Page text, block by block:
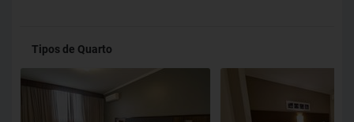
Tipos de Quarto